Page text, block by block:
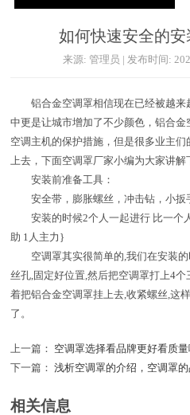
如何快速安全的
来源: 管理员 | 发布时间:
铝合金空调罩相信现在已经被越来
中更是让城市增加了不少颜色，铝合
空调主机的保护措施，但是很多业主
上去，下面空调罩厂家小编为大家讲解
安装前准备工具：
安全带，膨胀螺丝，冲击钻，小扳
安装的时候2个人一起进行 比一个
助 1人主力}
空调罩其实很简单的,我们在安装的
丝孔,固定好位置,然后把空调罩打上4
着把铝合金空调罩挂上去,收紧螺丝,这
了。
上一篇：
空调罩选择看品牌更好看质
下一篇： 浅析空调罩的介绍，空调罩
相关信息